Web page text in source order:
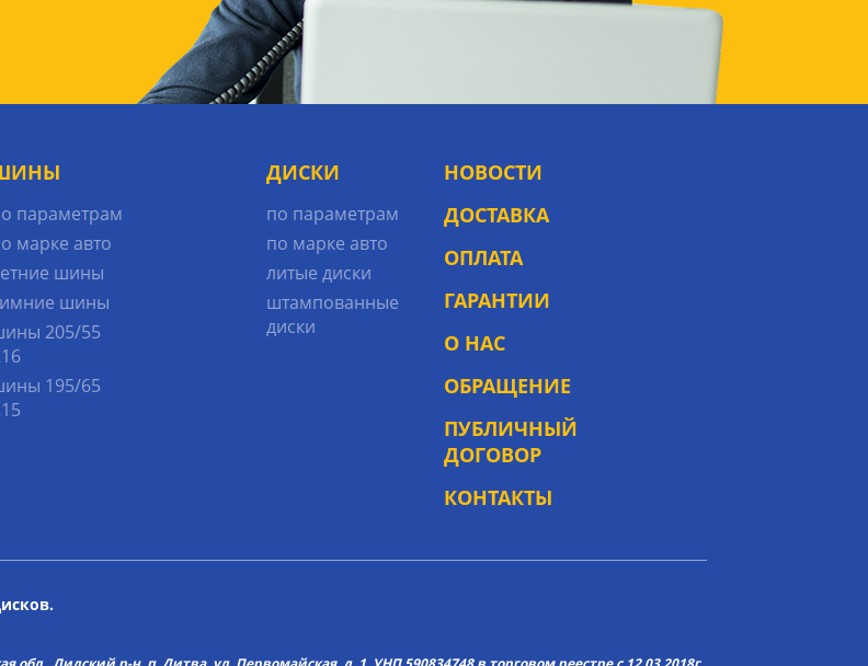
параметрам
марке авто
шины
шины
205/55
195/65
ДИСКИ
по параметрам
по марке авто
литые диски
штампованные
диски
НОВОСТИ
ДОСТАВКА
ОПЛАТА
ГАРАНТИИ
О НАС
ОБРАЩЕНИЕ
ПУБЛИЧНЫЙ
ДОГОВОР
КОНТАКТЫ